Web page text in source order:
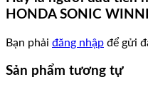
HONDA SONIC
Bạn phải đăng nhập để gửi
Sản phẩm tương tự